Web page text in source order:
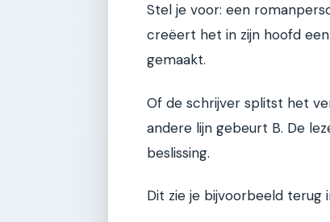
Stel je voor: een
creëert het in zijn hoofd
gemaakt.
Of de schrijver splitst het
andere lijn gebeurt B. De
beslissing.
Dit zie je bijvoorbeeld terug